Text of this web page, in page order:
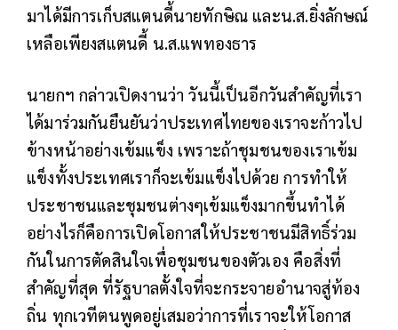
มาได้มีการเก็บสแตนดี้นายทักษิณ และน.ส.ยิ่งลักษณ์
เหลือเพียงสแตนดี้ น.ส.แพทองธาร
นายกฯ กล่าวเปิดงานว่า วันนี้เป็นอีกวันสำคัญที่เรา
ได้มาร่วมกันยืนยันว่าประเทศไทยของเราจะก้าวไป
ข้างหน้าอย่างเข้มแข็ง เพราะถ้าชุมชนของเราเข้ม
แข็งทั้งประเทศเราก็จะเข้มแข็งไปด้วย การทำให้
ประชาชนและชุมชนต่างๆเข้มแข็งมากขึ้นทำได้
อย่างไรก็คือการเปิดโอกาสให้ประชาชนมีสิทธิ์ร่วม
กันในการตัดสินใจเพื่อชุมชนของตัวเอง คือสิ่งที่
สำคัญที่สุด ที่รัฐบาลตั้งใจที่จะกระจายอำนาจสู่ท้อง
ถิ่น ทุกเวทีตนพูดอยู่เสมอว่าการที่เราจะให้โอกาส